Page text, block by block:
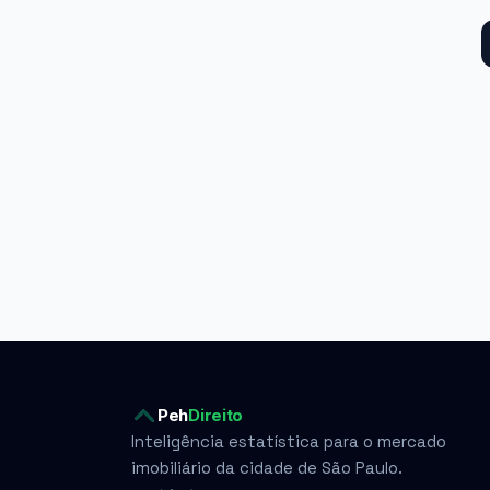
PehDireito
Inteligência estatística para o mercado
imobiliário da cidade de São Paulo.